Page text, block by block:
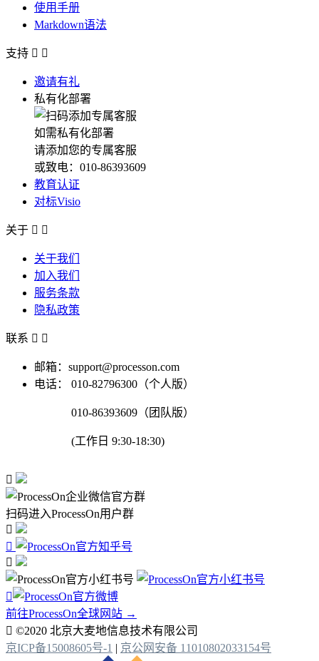
使用手册
Markdown语法
支持  
邀请有礼
私有化部署
如需私有化部署
请添加您的专属客服
或致电：010-86393609
教育认证
对标Visio
关于  
关于我们
加入我们
服务条款
隐私政策
联系  
邮箱：support@processon.com
电话：
010-82796300（个人版）
010-86393609（团队版）
(工作日 9:30-18:30)

扫码进入ProcessOn用户群




前往ProcessOn全球网站 →
 ©2020 北京大麦地信息技术有限公司
京ICP备15008605号-1 | 京公网安备 11010802033154号